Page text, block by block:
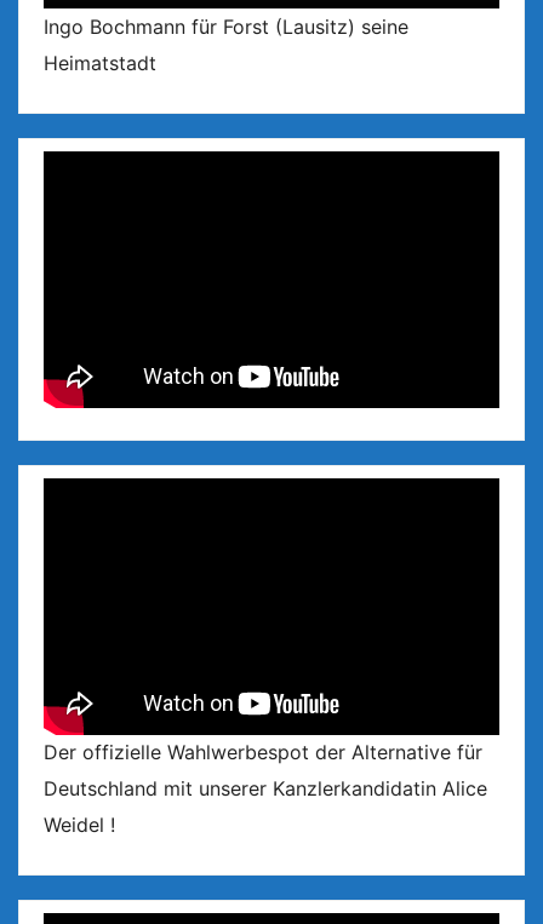
Ingo Bochmann für Forst (Lausitz) seine
Heimatstadt
Der offizielle Wahlwerbespot der Alternative für
Deutschland mit unserer Kanzlerkandidatin Alice
Weidel !